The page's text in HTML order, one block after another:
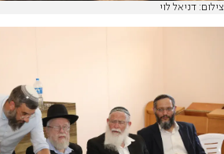
צילום: דניאל לוי